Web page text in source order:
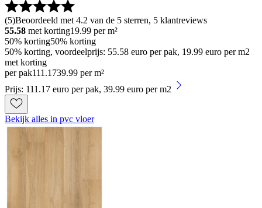
(5)Beoordeeld met 4.2 van de 5 sterren, 5 klantreviews
55.58 met korting19.99 per m²
50% korting50% korting
50% korting, voordeelprijs: 55.58 euro per pak, 19.99 euro per m2
met korting
per pak111 .1739.99 per m²
Prijs: 111.17 euro per pak, 39.99 euro per m2
Bekijk alles in pvc vloer